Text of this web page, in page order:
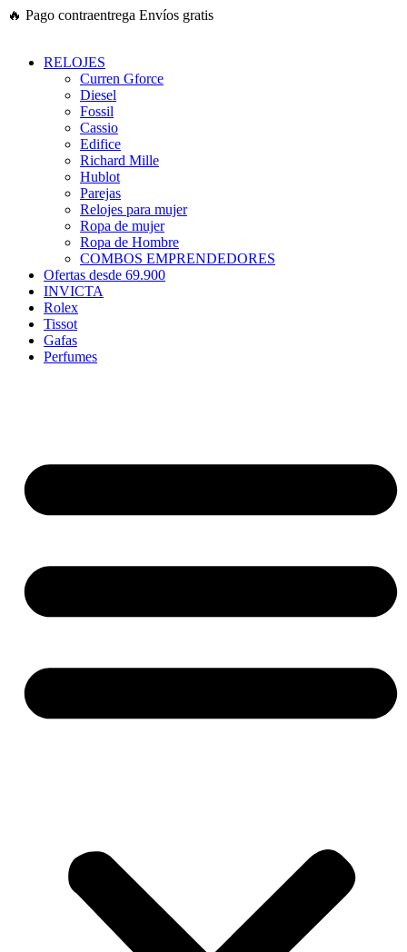
Ir
🔥 Pago contraentrega Envíos gratis
RELOJES
Curren Gforce
Diesel
Fossil
Cassio
Edifice
Richard Mille
Hublot
Parejas
Relojes para mujer
Ropa de mujer
Ropa de Hombre
COMBOS EMPRENDEDORES
Ofertas desde 69.900
INVICTA
Rolex
Tissot
Gafas
Perfumes